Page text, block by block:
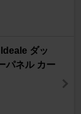
ダッ
パネル カー